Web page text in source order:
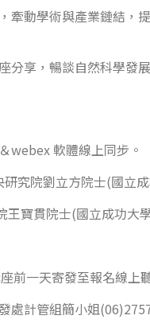
動學術與產業鏈結，
享，暢談自然科學發
webex 軟體線上同步。
究院劉立方院士(國立
寶貫院士(國立成功大
前一天寄發至報名線上
處計管組簡小姐